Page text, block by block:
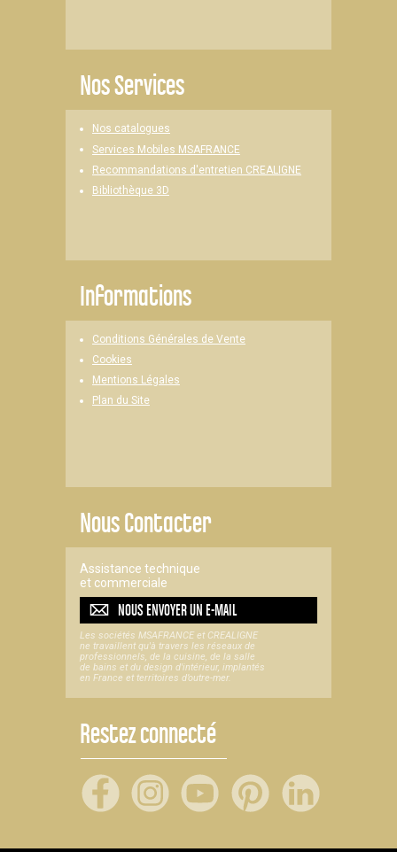
Nos Services
Nos catalogues
Services Mobiles MSAFRANCE
Recommandations d'entretien CREALIGNE
Bibliothèque 3D
Informations
Conditions Générales de Vente
Cookies
Mentions Légales
Plan du Site
Nous Contacter
Assistance technique
et commerciale
NOUS ENVOYER UNE-MAIL
Les sociétés MSAFRANCE et CREALIGNE
ne travaillent qu'à travers les réseaux de
professionnels, de la cuisine, de la salle
de bains et du design d'intérieur, implantés
en France et territoires d’outre-mer.
Restez connecté